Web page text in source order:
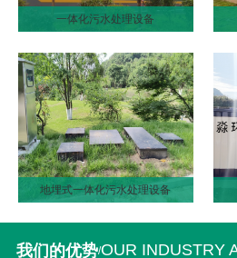
一体化污水处理设备
地埋式一体化污水处理设备
我们的优势/OUR INDUSTRY